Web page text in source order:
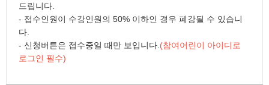
드립니다.
- 접수인원이 수강인원의 50% 이하인 경우 폐강될 수 있습니
다.
- 신청버튼은 접수중일 때만 보입니다. (참여어린이 아이디로
로그인 필수)